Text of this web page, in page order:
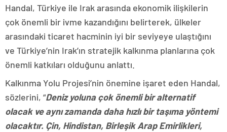
Handal, Türkiye ile Irak arasında ekonomik ilişkilerin
çok önemli bir ivme kazandığını belirterek, ülkeler
arasındaki ticaret hacminin iyi bir seviyeye ulaştığını
ve Türkiye’nin Irak’ın stratejik kalkınma planlarına çok
önemli katkıları olduğunu anlattı.
Kalkınma Yolu Projesi’nin önemine işaret eden Handal,
sözlerini, “Deniz yoluna çok önemli bir alternatif
olacak ve aynı zamanda daha hızlı bir taşıma yöntemi
olacaktır. Çin, Hindistan, Birleşik Arap Emirlikleri,